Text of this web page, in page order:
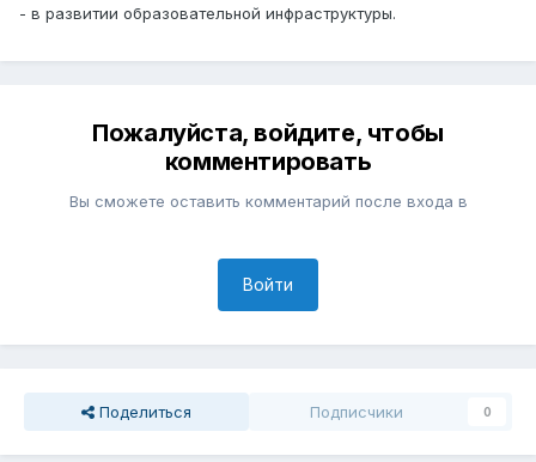
- в развитии образовательной инфраструктуры.
Пожалуйста, войдите, чтобы
комментировать
Вы сможете оставить комментарий после входа в
Войти
Поделиться Подписчики 0